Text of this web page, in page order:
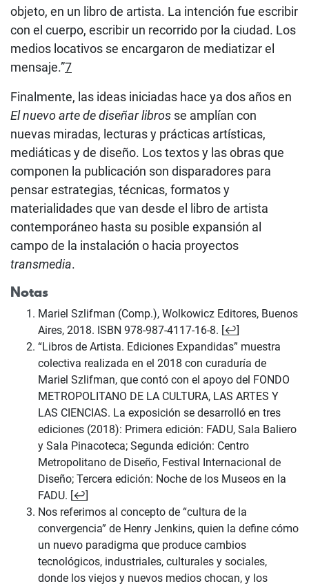
objeto, en un libro de artista. La intención fue escribir
con el cuerpo, escribir un recorrido por la ciudad. Los
medios locativos se encargaron de mediatizar el
mensaje.”7
Finalmente, las ideas iniciadas hace ya dos años en
El nuevo arte de diseñar libros se amplían con
nuevas miradas, lecturas y prácticas artísticas,
mediáticas y de diseño. Los textos y las obras que
componen la publicación son disparadores para
pensar estrategias, técnicas, formatos y
materialidades que van desde el libro de artista
contemporáneo hasta su posible expansión al
campo de la instalación o hacia proyectos
transmedia.
Notas
Mariel Szlifman (Comp.), Wolkowicz Editores, Buenos
Aires, 2018. ISBN 978-987-4117-16-8. [↩]
“Libros de Artista. Ediciones Expandidas” muestra
colectiva realizada en el 2018 con curaduría de
Mariel Szlifman, que contó con el apoyo del FONDO
METROPOLITANO DE LA CULTURA, LAS ARTES Y
LAS CIENCIAS. La exposición se desarrolló en tres
ediciones (2018): Primera edición: FADU, Sala Baliero
y Sala Pinacoteca; Segunda edición: Centro
Metropolitano de Diseño, Festival Internacional de
Diseño; Tercera edición: Noche de los Museos en la
FADU. [↩]
Nos referimos al concepto de “cultura de la
convergencia” de Henry Jenkins, quien la define cómo
un nuevo paradigma que produce cambios
tecnológicos, industriales, culturales y sociales,
donde los viejos y nuevos medios chocan, y los